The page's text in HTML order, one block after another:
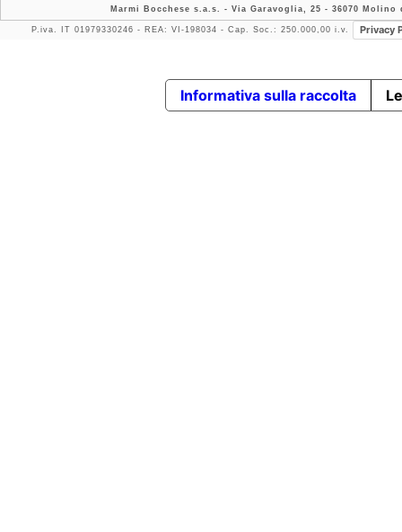
Marmi Bocchese s.a.s. - Via Garavoglia, 25 - 36070 Molino
P.iva. IT 01979330246 - REA: VI-198034 - Cap. Soc.: 250.000,00 i.v. Privacy
Informativa sulla raccolta